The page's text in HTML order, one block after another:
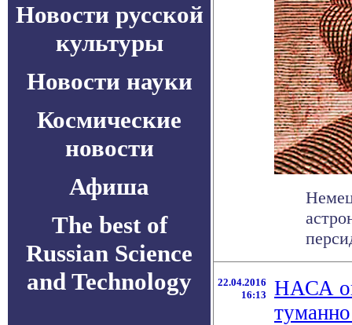
Новости русской
культуры
Новости науки
Космические
новости
Афиша
The best of
Russian Science
and Technology
22.04.2016
16:13
НАСА